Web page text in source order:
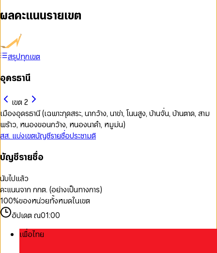
ผลคะแนนรายเขต
สรุปทุกเขต
อุดรธานี
เขต 2
เมืองอุดรธานี (เฉพาะกุดสระ, นากว้าง, นาข่า, โนนสูง, บ้านจั่น, บ้านตาด, สาม
พร้าว, หนองขอนกว้าง, หนองนาคำ, หมูม่น)
สส. แบ่งเขตบัญชีรายชื่อประชามติ
บัญชีรายชื่อ
นับไปแล้ว
คะแนนจาก กกต. (อย่างเป็นทางการ)
100%ของหน่วยทั้งหมดในเขต
อัปเดต ณ01:00
เพื่อไทย